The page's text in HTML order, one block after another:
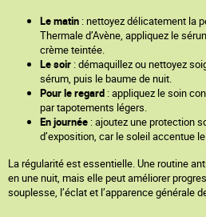
Le matin : nettoyez délicatement la
Thermale d’Avène, appliquez le
crème teintée.
Le soir : démaquillez ou nettoyez
sérum, puis le baume de nuit.
Pour le regard : appliquez le soin
par tapotements légers.
En journée : ajoutez une protection
d’exposition, car le soleil accentue
La régularité est essentielle. Une routine
en une nuit, mais elle peut améliorer
souplesse, l’éclat et l’apparence générale